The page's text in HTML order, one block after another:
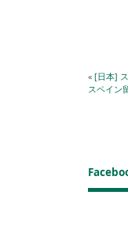
« [日本]
スペイン